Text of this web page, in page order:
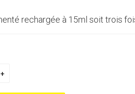
rechargée à 15ml soit trois